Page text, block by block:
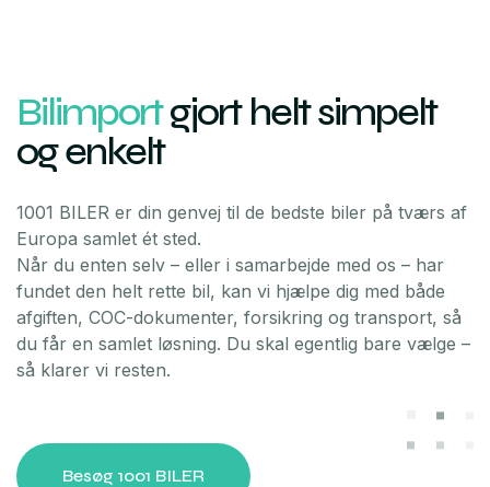
Bilimportgjort helt simpelt
og enkelt
1001 BILER er din genvej til de bedste biler på tværs af
Europa samlet ét sted.
Når du enten selv – eller i samarbejde med os – har
fundet den helt rette bil, kan vi hjælpe dig med både
afgiften, COC-dokumenter, forsikring og transport, så
du får en samlet løsning. Du skal egentlig bare vælge –
så klarer vi resten.
Besøg 1001 BILER